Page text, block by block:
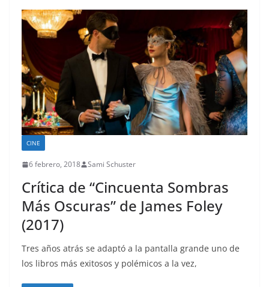
CINE
6 febrero, 2018 Sami Schuster
Crítica de “Cincuenta Sombras
Más Oscuras” de James Foley
(2017)
Tres años atrás se adaptó a la pantalla grande uno de
los libros más exitosos y polémicos a la vez,